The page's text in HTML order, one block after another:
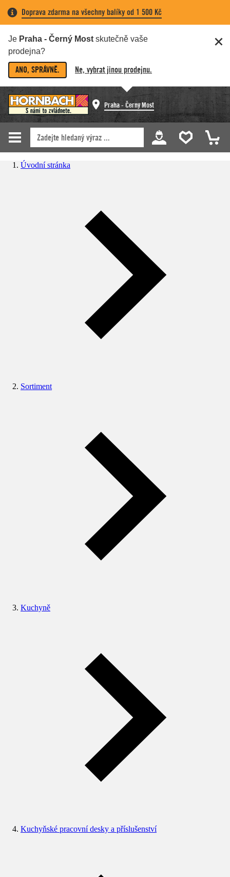
Doprava zdarma na všechny balíky od 1 500 Kč
Je Praha - Černý Most skutečně vaše
prodejna?
ANO, SPRÁVNĚ. Ne, vybrat jinou prodejnu.
Praha - Černý Most
Úvodní stránka
Sortiment
Kuchyně
Kuchyňské pracovní desky a příslušenství